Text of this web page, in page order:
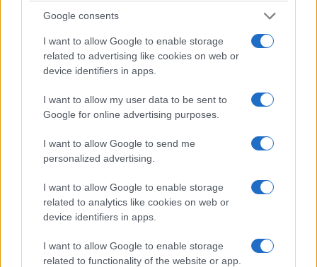
Google consents
I want to allow Google to enable storage
related to advertising like cookies on web or
device identifiers in apps.
I want to allow my user data to be sent to
Google for online advertising purposes.
I want to allow Google to send me
personalized advertising.
I want to allow Google to enable storage
related to analytics like cookies on web or
device identifiers in apps.
I want to allow Google to enable storage
related to functionality of the website or app.